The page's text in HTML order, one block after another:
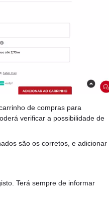
de compras para
verificar a possibilidade de
são os corretos, e adicionar
Terá sempre de informar